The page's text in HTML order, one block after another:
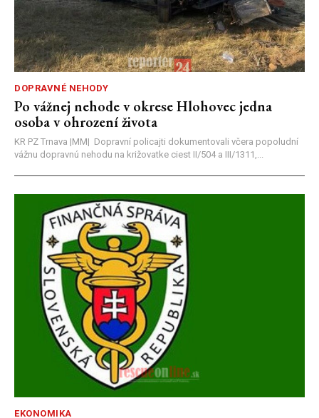
DOPRAVNÉ NEHODY
Po vážnej nehode v okrese Hlohovec jedna
osoba v ohrození života
KR PZ Trnava |MM| Dopravní policajti dokumentovali včera popoludní
vážnu dopravnú nehodu na križovatke ciest II/504 a III/1311,...
EKONOMIKA